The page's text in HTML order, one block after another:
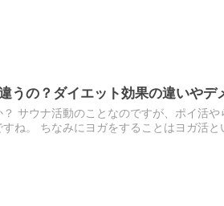
うの？ダイエット効果の違いやデ
サウナ活動のことなのですが、ポイ活
ね。 ちなみにヨガをすることはヨガ活と